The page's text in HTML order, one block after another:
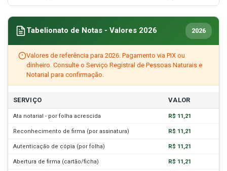
Tabelionato de Notas - Valores 2026 2026
Valores de referência para 2026. Pagamento via PIX ou
dinheiro. Consulte o Serviço Registral de Pessoas Naturais e
Notarial para confirmação.
SERVIÇO VALOR
Ata notarial - por folha acrescida R$ 11,21
Reconhecimento de firma (por assinatura) R$ 11,21
Autenticação de cópia (por folha) R$ 11,21
Abertura de firma (cartão/ficha) R$ 11,21